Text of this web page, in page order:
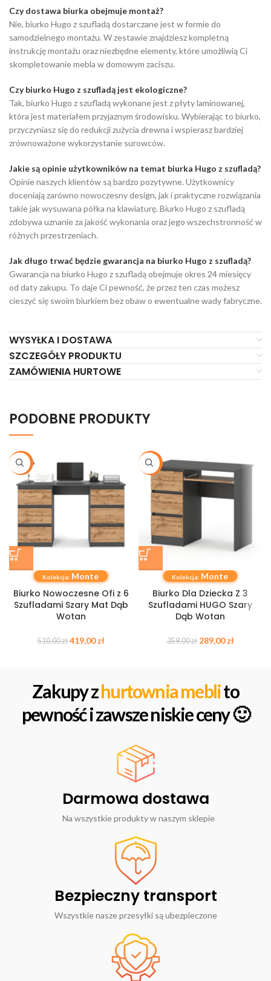
Czy dostawa biurka obejmuje montaż?
Nie, biurko Hugo z szufladą dostarczane jest w formie do
samodzielnego montażu. W zestawie znajdziesz kompletną
instrukcję montażu oraz niezbędne elementy, które umożliwią Ci
skompletowanie mebla w domowym zaciszu.
Czy biurko Hugo z szufladą jest ekologiczne?
Tak, biurko Hugo z szufladą wykonane jest z płyty laminowanej,
która jest materiałem przyjaznym środowisku. Wybierając to biurko,
przyczyniasz się do redukcji zużycia drewna i wspierasz bardziej
zrównoważone wykorzystanie surowców.
Jakie są opinie użytkowników na temat biurka Hugo z szufladą?
Opinie naszych klientów są bardzo pozytywne. Użytkownicy
doceniają zarówno nowoczesny design, jak i praktyczne rozwiązania
takie jak wysuwana półka na klawiaturę. Biurko Hugo z szufladą
zdobywa uznanie za jakość wykonania oraz jego wszechstronność w
różnych przestrzeniach.
Jak długo trwać będzie gwarancja na biurko Hugo z szufladą?
Gwarancja na biurko Hugo z szufladą obejmuje okres 24 miesięcy
od daty zakupu. To daje Ci pewność, że przez ten czas możesz
cieszyć się swoim biurkiem bez obaw o ewentualne wady fabryczne.
WYSYŁKA I DOSTAWA
SZCZEGÓŁY PRODUKTU
ZAMÓWIENIA HURTOWE
PODOBNE PRODUKTY
-18%
Kolekcja: Monte
Biurko Nowoczesne Ofi z 6
Szufladami Szary Mat Dąb
Wotan
510,00zł 419,00zł
-19%
Kolekcja: Monte
Biurko Dla Dziecka Z 3
Szufladami HUGO Szary
Dąb Wotan
359,00zł 289,00zł
Zakupy zhurtownia meblito
pewność i zawsze niskie ceny 🙂
Darmowa dostawa
Na wszystkie produkty w naszym sklepie
Bezpieczny transport
Wszystkie nasze przesyłki są ubezpieczone